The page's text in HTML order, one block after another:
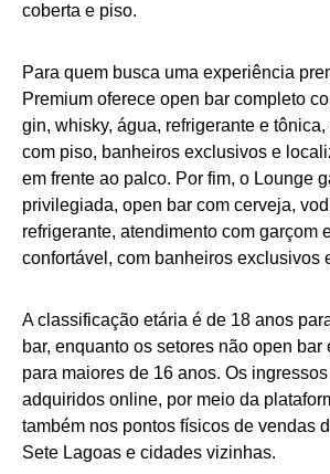
coberta e piso.
Para quem busca uma experiência
Premium oferece open bar completo
gin, whisky, água, refrigerante e
com piso, banheiros exclusivos e
em frente ao palco. Por fim, o Lounge
privilegiada, open bar com cerveja,
refrigerante, atendimento com garçom
confortável, com banheiros exclusivos
A classificação etária é de 18 anos
bar, enquanto os setores não open bar
para maiores de 16 anos. Os
adquiridos online, por meio da
também nos pontos físicos de vendas
Sete Lagoas e cidades vizinhas.